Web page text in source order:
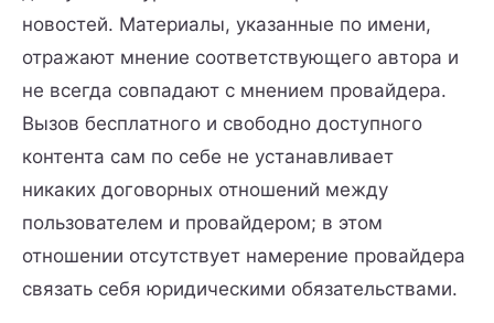
новостей. Материалы, указанные по имени,
отражают мнение соответствующего автора и
не всегда совпадают с мнением провайдера.
Вызов бесплатного и свободно доступного
контента сам по себе не устанавливает
никаких договорных отношений между
пользователем и провайдером; в этом
отношении отсутствует намерение провайдера
связать себя юридическими обязательствами.